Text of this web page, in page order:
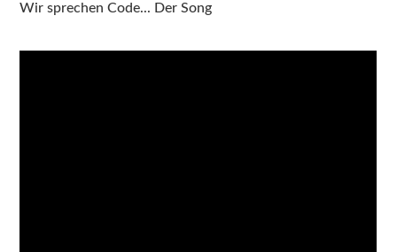
Wir sprechen Code... Der Song